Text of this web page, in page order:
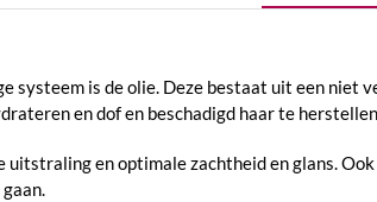
systeem is de olie. Deze bestaat uit een niet
en dof en beschadigd haar te
en optimale zachtheid en glans.